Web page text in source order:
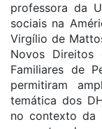
professora da
sociais na
Virgílio de
Novos
Familiares de
permitiram
temática dos
no contexto da